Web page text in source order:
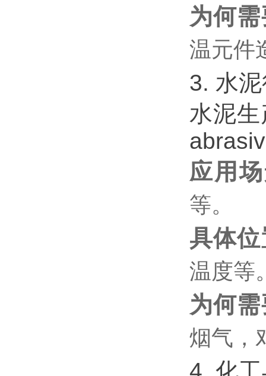
为何
温元件
3. 水
水泥
应用
等。
具体
温度等
为何
烟气，